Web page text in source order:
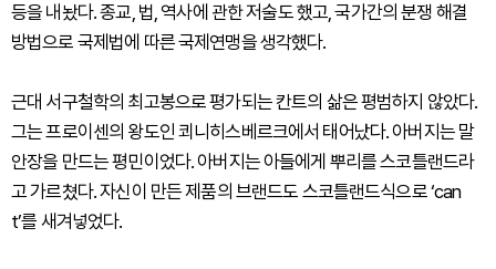
등을 내놨다. 종교, 법, 역사에 관한 저술도 했고, 국가간의 분쟁 해결
방법으로 국제법에 따른 국제연맹을 생각했다.
근대 서구철학의 최고봉으로 평가되는 칸트의 삶은 평범하지 않았다.
그는 프로이센의 왕도인 쾨니히스베르크에서 태어났다. 아버지는 말
안장을 만드는 평민이었다. 아버지는 아들에게 뿌리를 스코틀랜드라
고 가르쳤다. 자신이 만든 제품의 브랜드도 스코틀랜드식으로 ‘can
t’를 새겨넣었다.